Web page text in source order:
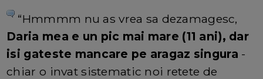
“Hmmmm nu as vrea sa dezamagesc,
Daria mea e un pic mai mare (11 ani), dar
isi gateste mancare pe aragaz singura -
chiar o invat sistematic noi retete de